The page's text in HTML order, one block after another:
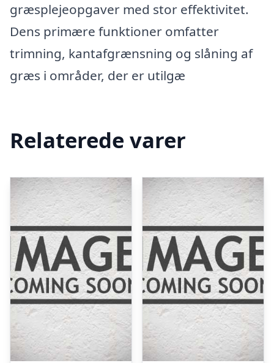
græsplejeopgaver med stor effektivitet.
Dens primære funktioner omfatter
trimning, kantafgrænsning og slåning af
græs i områder, der er utilgæ
Relaterede varer